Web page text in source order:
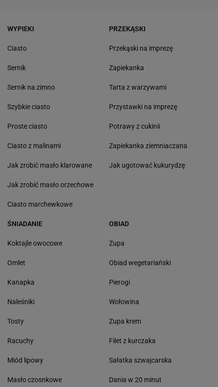
WYPIEKI
Ciasto
Sernik
Sernik na zimno
Szybkie ciasto
Proste ciasto
Ciasto z malinami
Jak zrobić masło klarowane
Jak zrobić masło orzechowe
Ciasto marchewkowe
PRZEKĄSKI
Przekąski na imprezę
Zapiekanka
Tarta z warzywami
Przystawki na imprezę
Potrawy z cukinii
Zapiekanka ziemniaczana
Jak ugotować kukurydzę
ŚNIADANIE
Koktajle owocowe
Omlet
Kanapka
Naleśniki
Tosty
Racuchy
Miód lipowy
Masło czosnkowe
OBIAD
Zupa
Obiad wegetariański
Pierogi
Wołowina
Zupa krem
Filet z kurczaka
Sałatka szwajcarska
Dania w 20 minut